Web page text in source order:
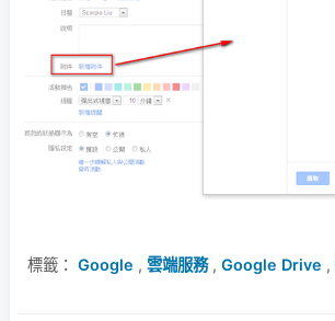
標籤： Google , 雲端服務, Google Drive ,